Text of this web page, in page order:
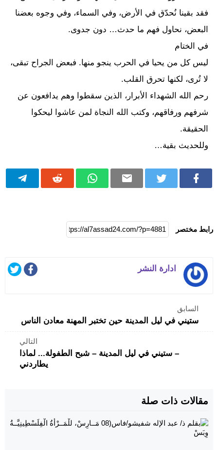
فقد بقينا نُحدّق في الأرض، وفي السماء، وفي وجوه بعضنا
البعض، نحاول فهم ما حدث… دون جدوى.
في الختام
ليس كل من يحيا في الحرب ينجو منها. فبعض الجراح تبقى،
لا تُرى، لكنها تحرق القلب.
رحم الله الشهداء الأبرار، الذين سقطوا وهم يدافعون عن
شرفهم ورفاقهم، وكتب الله النجاة لمن عاشوا ليحكوا
الحقيقة.
وللحديث بقية…
رابط مختصر
ادارة النشر
السابق
ستيني في ليل المدينة حين تختبر المهنة معادن الناس
التالي
– ستيني في ليل المدينة – شبح الطفولة... لماذا
يطاردني
مقالات ذات صلة